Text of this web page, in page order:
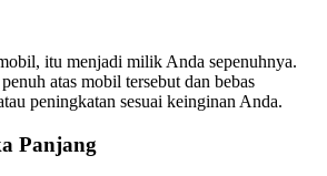
itu menjadi milik Anda sepenuhnya.
atas mobil tersebut dan bebas
peningkatan sesuai keinginan Anda.
Panjang